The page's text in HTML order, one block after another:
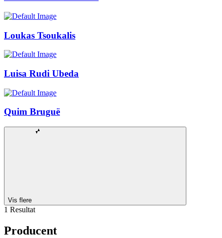
Loukas Tsoukalis
Luisa Rudi Ubeda
Quim Bruguë
Vis flere
1 Resultat
Producent